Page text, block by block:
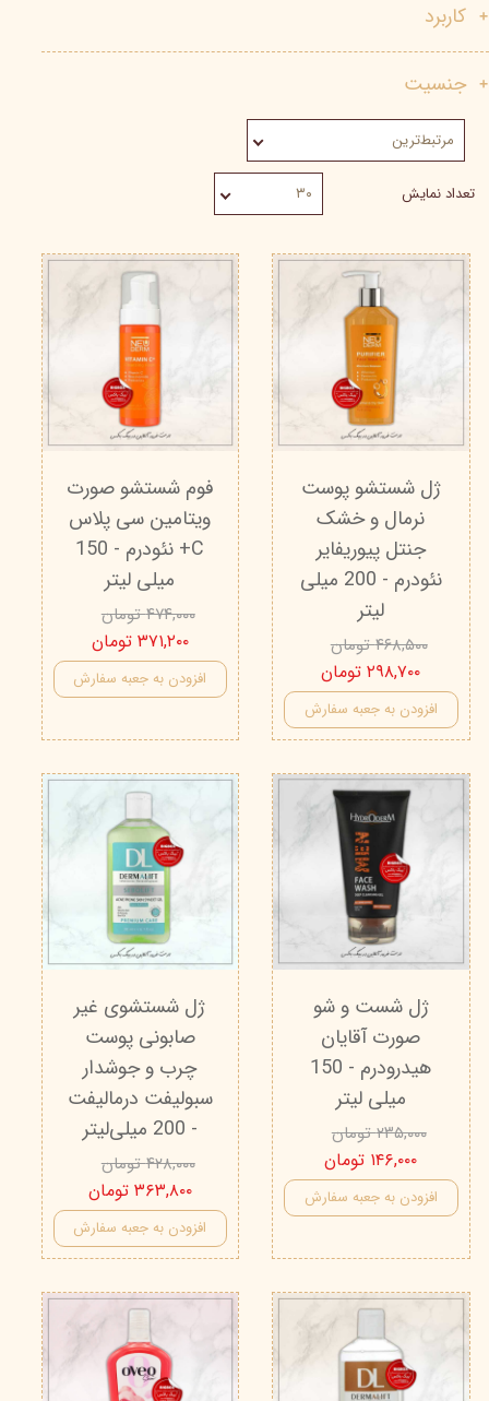
کاربرد
جنسیت
مرتبط‌ترین
تعداد نمایش ۳۰
ژل شستشو پوست
نرمال و خشک
جنتل پیوریفایر
نئودرم - 200 میلی‌
لیتر
۴۶۸,۵۰۰ تومان
۲۹۸,۷۰۰ تومان
افزودن به جعبه سفارش
فوم شستشو صورت
ویتامین سی پلاس
C+ نئودرم - 150
میلی‌ لیتر
۴۷۴,۰۰۰ تومان
۳۷۱,۲۰۰ تومان
افزودن به جعبه سفارش
ژل شست و شو
صورت آقایان
هیدرودرم - 150
میلی لیتر
۲۳۵,۰۰۰ تومان
۱۴۶,۰۰۰ تومان
افزودن به جعبه سفارش
ژل شستشوی غیر
صابونی پوست
چرب و جوشدار
سبولیفت درمالیفت
- 200 میلی‌لیتر
۴۲۸,۰۰۰ تومان
۳۶۳,۸۰۰ تومان
افزودن به جعبه سفارش